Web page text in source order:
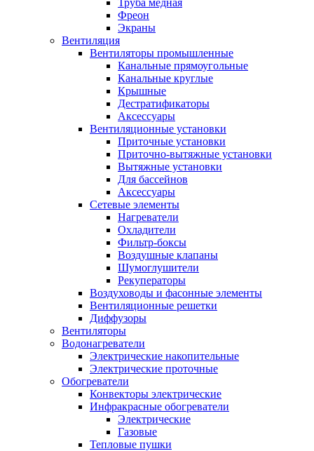
Труба медная
Фреон
Экраны
Вентиляция
Вентиляторы промышленные
Канальные прямоугольные
Канальные круглые
Крышные
Дестратификаторы
Аксессуары
Вентиляционные установки
Приточные установки
Приточно-вытяжные установки
Вытяжные установки
Для бассейнов
Аксессуары
Сетевые элементы
Нагреватели
Охладители
Фильтр-боксы
Воздушные клапаны
Шумоглушители
Рекуператоры
Воздуховоды и фасонные элементы
Вентиляционные решетки
Диффузоры
Вентиляторы
Водонагреватели
Электрические накопительные
Электрические проточные
Обогреватели
Конвекторы электрические
Инфракрасные обогреватели
Электрические
Газовые
Тепловые пушки